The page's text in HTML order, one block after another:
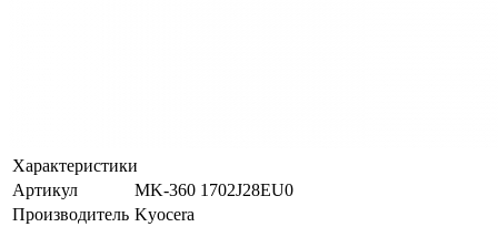
Характеристики
Артикул
MK-360 1702J28EU0
Производитель Kyocera